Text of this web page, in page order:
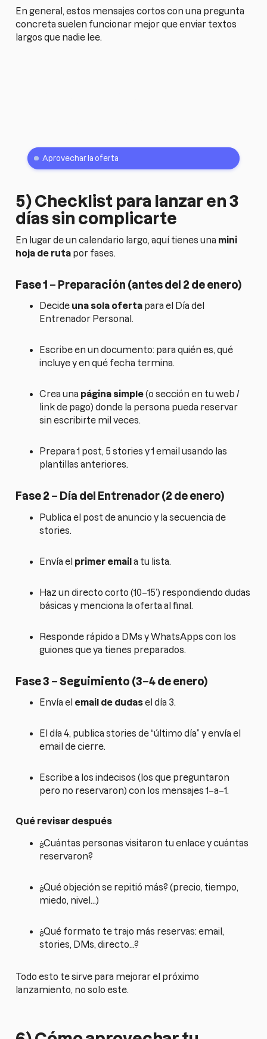
En general, estos mensajes cortos con una pregunta
concreta suelen funcionar mejor que enviar textos
largos que nadie lee.
Aprovechar la oferta
5) Checklist para lanzar en 3
días sin complicarte
En lugar de un calendario largo, aquí tienes una mini
hoja de ruta por fases.
Fase 1 – Preparación (antes del 2 de enero)
Decide una sola oferta para el Día del
Entrenador Personal.
Escribe en un documento: para quién es, qué
incluye y en qué fecha termina.
Crea una página simple(o sección en tu web /
link de pago) donde la persona pueda reservar
sin escribirte mil veces.
Prepara 1 post, 5 stories y 1 email usando las
plantillas anteriores.
Fase 2 – Día del Entrenador (2 de enero)
Publica el post de anuncio y la secuencia de
stories.
Envía el primer emaila tu lista.
Haz un directo corto (10–15’) respondiendo dudas
básicas y menciona la oferta al final.
Responde rápido a DMs y WhatsApps con los
guiones que ya tienes preparados.
Fase 3 – Seguimiento (3–4 de enero)
Envía el email de dudasel día 3.
El día 4, publica stories de “último día” y envía el
email de cierre.
Escribe a los indecisos (los que preguntaron
pero no reservaron) con los mensajes 1–a–1.
Qué revisar después
¿Cuántas personas visitaron tu enlace y cuántas
reservaron?
¿Qué objeción se repitió más? (precio, tiempo,
miedo, nivel…)
¿Qué formato te trajo más reservas: email,
stories, DMs, directo…?
Todo esto te sirve para mejorar el próximo
lanzamiento, no solo este.